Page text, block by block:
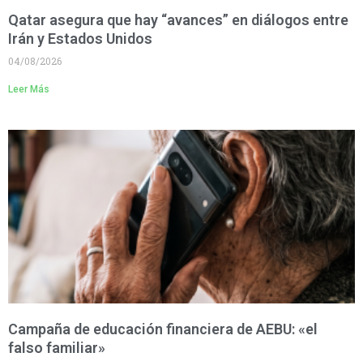
Qatar asegura que hay “avances” en diálogos entre
Irán y Estados Unidos
04/08/2026
Leer Más
Campaña de educación financiera de AEBU: «el
falso familiar»